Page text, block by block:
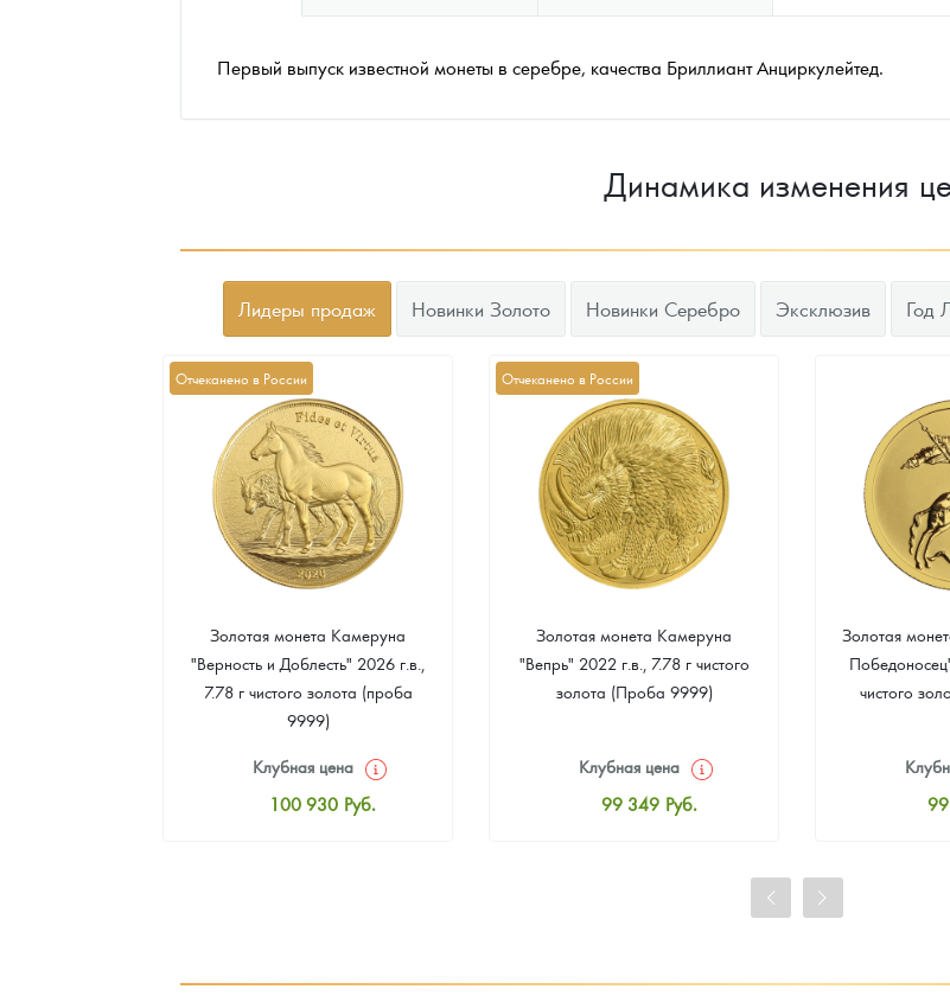
Первый выпуск известной монеты в серебре, качества Бриллиант Анциркулейтед.
Динамика изменения
Лидеры продаж Новинки Золото Новинки Серебро Эксклюзив Год
Отчеканено в России
Золотая монета Камеруна
"Верность и Доблесть" 2026 г.в.,
7.78 г чистого золота (проба
9999)
Клубная цена
100 930 Руб.
Отчеканено в России
Золотая монета Камеруна
"Вепрь" 2022 г.в., 7.78 г чистого
золота (Проба 9999)
Клубная цена
99 349 Руб.
Золотая
чистого